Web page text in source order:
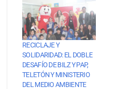
RECICLAJE Y
SOLIDARIDAD: EL DOBLE
DESAFÍO DE BILZ Y PAP,
TELETÓN Y MINISTERIO
DEL MEDIO AMBIENTE